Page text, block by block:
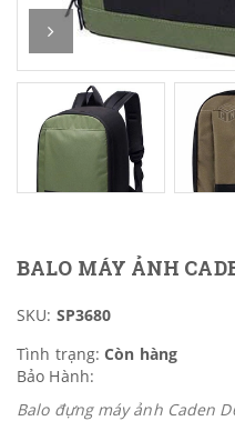
BALO MÁY ẢNH
SKU: SP3680
Tình trạng: Còn hàng
Bảo Hành:
Balo đựng máy ảnh Caden